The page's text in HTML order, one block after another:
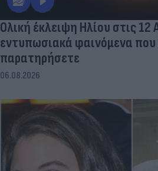
Ολική έκλειψη Ηλίου στις 12
εντυπωσιακά φαινόμενα που
παρατηρήσετε
06.08.2026